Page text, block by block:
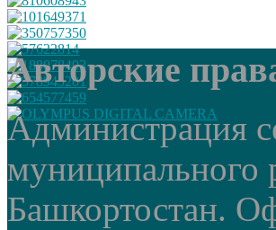
Авторские
Администрация
муниципального
Башкортостан.